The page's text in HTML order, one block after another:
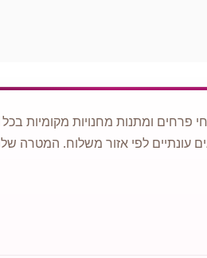
פרחים ומתנות מחנויות מקומיות
עונתיים לפי אזור משלוח. המטרה